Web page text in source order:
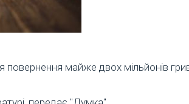
майже двох мільйонів